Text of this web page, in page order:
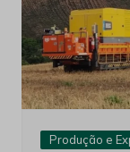
Produção e